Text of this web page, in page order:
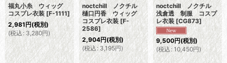
福丸小糸 ウィッグ
コスプレ衣装 [F-1111]
2,981円(税別)
(税込 : 3,280円)
noctchill ノクチル
樋口円香 ウィッグ
コスプレ衣装 [F-
2586]
2,904円(税別)
(税込 : 3,195円)
noctchill ノクチル
浅倉透 制服 コスプ
レ衣装 [CG873]
9,500円(税別)
(税込 : 10,450円)